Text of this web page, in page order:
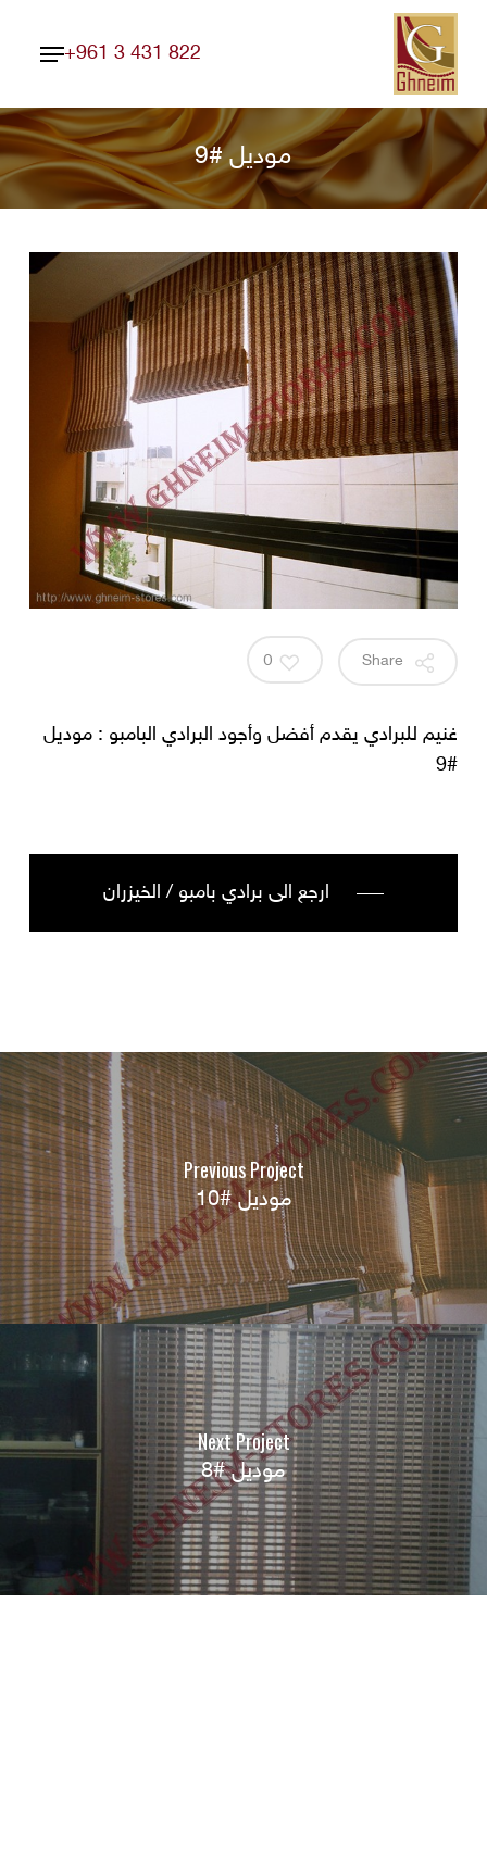
Skip
main
content
+961 3 431 822
Menu
موديل #9
0
غنيم للبرادي يقدم أفضل وأجود البرادي البامبو : موديل
#9
ارجع الى برادي بامبو / الخيزران
Previous Project
موديل #10
Next Project
موديل #8
Close
Menu